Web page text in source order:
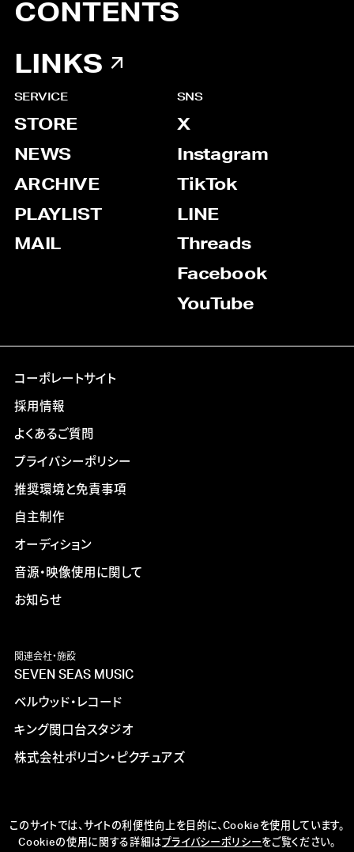
CONTENTS
LINKS
SERVICE
STORE
NEWS
ARCHIVE
PLAYLIST
MAIL
SNS
X
Instagram
TikTok
LINE
Threads
Facebook
YouTube
コーポレートサイト
採用情報
よくあるご質問
プライバシーポリシー
推奨環境と免責事項
自主制作
オーディション
音源・映像使用に関して
お知らせ
関連会社・施設
SEVEN SEAS MUSIC
ベルウッド・レコード
キング関口台スタジオ
株式会社ポリゴン・ピクチュアズ
このサイトでは、サイトの利便性向上を目的に、Cookieを使用しています。
Cookieの使用に関する詳細はプライバシーポリシーをご覧ください。